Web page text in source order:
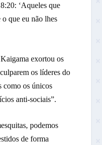
‘Aqueles que
que eu não lhes
exortou os
os líderes do
como os únicos
anti-sociais”.
podemos
de forma